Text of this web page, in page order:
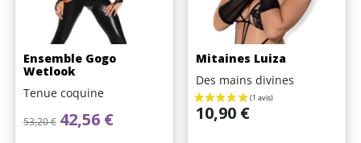
Ensemble Gogo
Wetlook
Tenue coquine
Prix de base
53,20 € Prix
42,56 €
Mitaines Luiza
Des mains divines
Prix
10,90 €